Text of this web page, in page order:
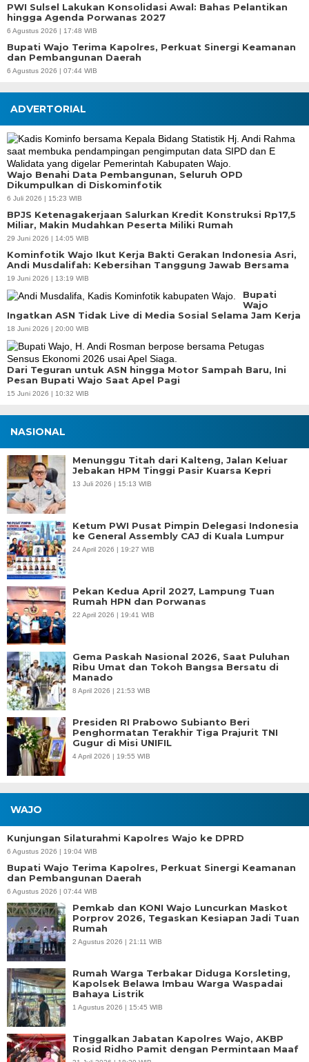
PWI Sulsel Lakukan Konsolidasi Awal: Bahas Pelantikan
hingga Agenda Porwanas 2027
6 Agustus 2026 | 17:48 WIB
Bupati Wajo Terima Kapolres, Perkuat Sinergi Keamanan
dan Pembangunan Daerah
6 Agustus 2026 | 07:44 WIB
ADVERTORIAL
Wajo Benahi Data Pembangunan, Seluruh OPD
Dikumpulkan di Diskominfotik
6 Juli 2026 | 15:23 WIB
BPJS Ketenagakerjaan Salurkan Kredit Konstruksi Rp17,5
Miliar, Makin Mudahkan Peserta Miliki Rumah
29 Juni 2026 | 14:05 WIB
Kominfotik Wajo Ikut Kerja Bakti Gerakan Indonesia Asri,
Andi Musdalifah: Kebersihan Tanggung Jawab Bersama
19 Juni 2026 | 13:19 WIB
Bupati
Wajo
Ingatkan ASN Tidak Live di Media Sosial Selama Jam Kerja
18 Juni 2026 | 20:00 WIB
Dari Teguran untuk ASN hingga Motor Sampah Baru, Ini
Pesan Bupati Wajo Saat Apel Pagi
15 Juni 2026 | 10:32 WIB
NASIONAL
Menunggu Titah dari Kalteng, Jalan Keluar
Jebakan HPM Tinggi Pasir Kuarsa Kepri
13 Juli 2026 | 15:13 WIB
Ketum PWI Pusat Pimpin Delegasi Indonesia
ke General Assembly CAJ di Kuala Lumpur
24 April 2026 | 19:27 WIB
Pekan Kedua April 2027, Lampung Tuan
Rumah HPN dan Porwanas
22 April 2026 | 19:41 WIB
Gema Paskah Nasional 2026, Saat Puluhan
Ribu Umat dan Tokoh Bangsa Bersatu di
Manado
8 April 2026 | 21:53 WIB
Presiden RI Prabowo Subianto Beri
Penghormatan Terakhir Tiga Prajurit TNI
Gugur di Misi UNIFIL
4 April 2026 | 19:55 WIB
WAJO
Kunjungan Silaturahmi Kapolres Wajo ke DPRD
6 Agustus 2026 | 19:04 WIB
Bupati Wajo Terima Kapolres, Perkuat Sinergi Keamanan
dan Pembangunan Daerah
6 Agustus 2026 | 07:44 WIB
Pemkab dan KONI Wajo Luncurkan Maskot
Porprov 2026, Tegaskan Kesiapan Jadi Tuan
Rumah
2 Agustus 2026 | 21:11 WIB
Rumah Warga Terbakar Diduga Korsleting,
Kapolsek Belawa Imbau Warga Waspadai
Bahaya Listrik
1 Agustus 2026 | 15:45 WIB
Tinggalkan Jabatan Kapolres Wajo, AKBP
Rosid Ridho Pamit dengan Permintaan Maaf